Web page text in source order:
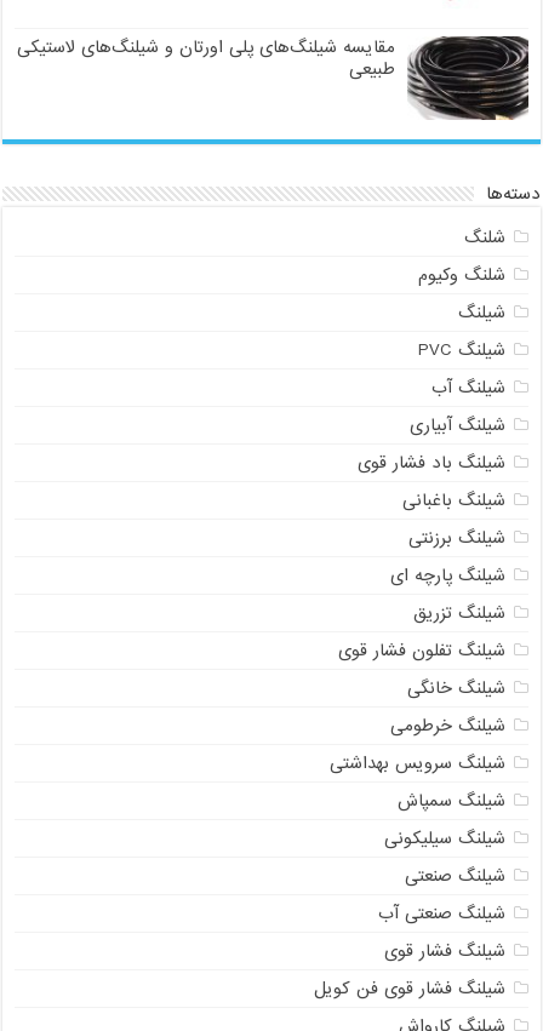
مقایسه شیلنگ‌های پلی اورتان و شیلنگ‌های لاستیکی
طبیعی
دسته‌ها
شلنگ
شلنگ وکیوم
شیلنگ
شیلنگ PVC
شیلنگ آب
شیلنگ آبیاری
شیلنگ باد فشار قوی
شیلنگ باغبانی
شیلنگ برزنتی
شیلنگ پارچه‌ ای
شیلنگ تزریق
شیلنگ تفلون فشار قوی
شیلنگ خانگی
شیلنگ خرطومی
شیلنگ سرویس بهداشتی
شیلنگ سمپاش
شیلنگ سیلیکونی
شیلنگ صنعتی
شیلنگ صنعتی آب
شیلنگ فشار قوی
شیلنگ فشار قوی فن کویل